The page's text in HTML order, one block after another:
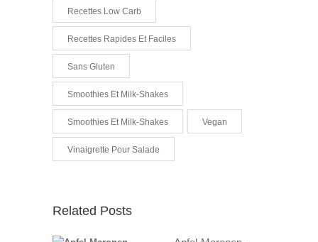
Recettes Low Carb
Recettes Rapides Et Faciles
Sans Gluten
Smoothies Et Milk-Shakes
Smoothies Et Milk-Shakes Vegan
Vinaigrette Pour Salade
Related Posts